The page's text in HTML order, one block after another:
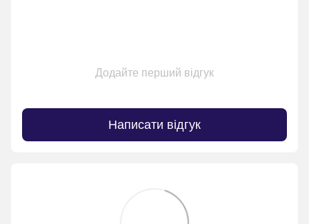
Додайте перший відгук
Написати відгук